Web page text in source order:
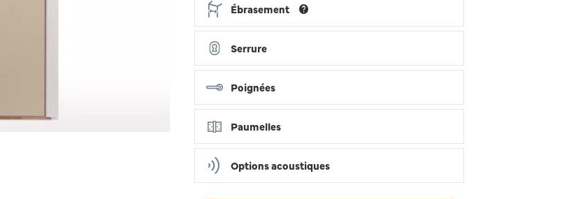
Ébrasement
Serrure
Poignées
Paumelles
Options acoustiques